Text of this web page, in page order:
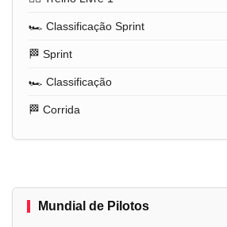
🏎️ Classificação Sprint
🏁 Sprint
🏎️ Classificação
🏁 Corrida
Mundial de Pilotos